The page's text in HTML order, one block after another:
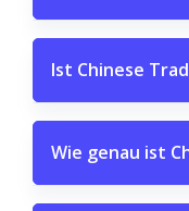
Ist Chinese
Wie genau ist